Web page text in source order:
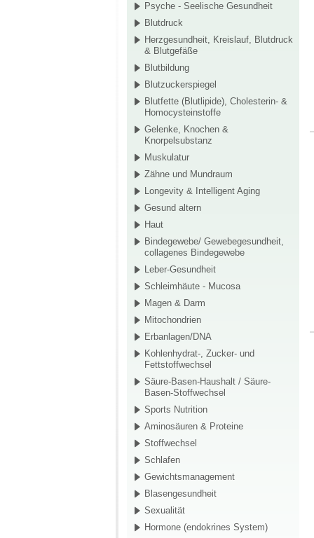
Psyche - Seelische Gesundheit
Blutdruck
Herzgesundheit, Kreislauf, Blutdruck
& Blutgefäße
Blutbildung
Blutzuckerspiegel
Blutfette (Blutlipide), Cholesterin- &
Homocysteinstoffe
Gelenke, Knochen &
Knorpelsubstanz
Muskulatur
Zähne und Mundraum
Longevity & Intelligent Aging
Gesund altern
Haut
Bindegewebe/ Gewebegesundheit,
collagenes Bindegewebe
Leber-Gesundheit
Schleimhäute - Mucosa
Magen & Darm
Mitochondrien
Erbanlagen/DNA
Kohlenhydrat-, Zucker- und
Fettstoffwechsel
Säure-Basen-Haushalt / Säure-
Basen-Stoffwechsel
Sports Nutrition
Aminosäuren & Proteine
Stoffwechsel
Schlafen
Gewichtsmanagement
Blasengesundheit
Sexualität
Hormone (endokrines System)